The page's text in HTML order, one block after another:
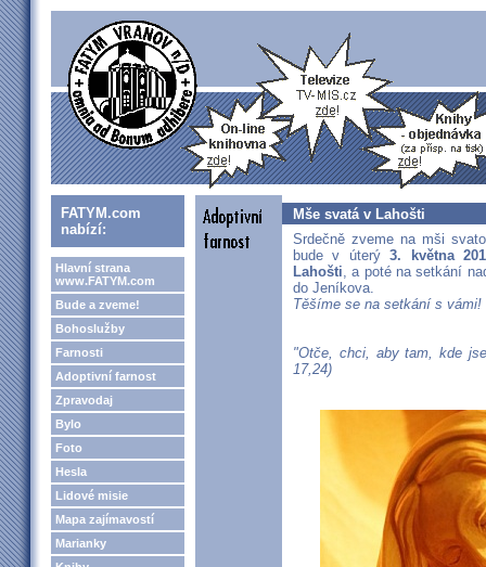
FATYM.com
nabízí:
Hlavní strana
www.FATYM.com
Bude a zveme!
Bohoslužby
Farnosti
Adoptivní farnost
Zpravodaj
Bylo
Foto
Hesla
Lidové misie
Mapa zajímavostí
Marianky
Mše svatá v Lahošti
Srdečně zveme na mši
bude v úterý3. května
Lahošti, a poté na setkání
do Jeníkova.
Těšíme se na setkání s vámi!
"Otče, chci, aby tam, kde
17,24)